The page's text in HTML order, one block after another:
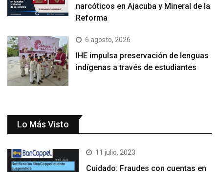
narcóticos en Ajacuba y Mineral de la
Reforma
6 agosto, 2026
IHE impulsa preservación de lenguas
indígenas a través de estudiantes
Lo Más Visto
11 julio, 2023
Cuidado: Fraudes con cuentas en